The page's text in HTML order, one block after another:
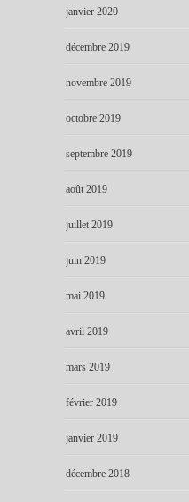
janvier 2020
décembre 2019
novembre 2019
octobre 2019
septembre 2019
août 2019
juillet 2019
juin 2019
mai 2019
avril 2019
mars 2019
février 2019
janvier 2019
décembre 2018